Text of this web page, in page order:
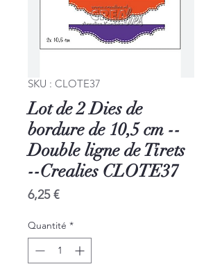
SKU : CLOTE37
Lot de 2 Dies de
bordure de 10,5 cm --
Double ligne de Tirets
--Crealies CLOTE37
6,25 €Prix
Quantité *